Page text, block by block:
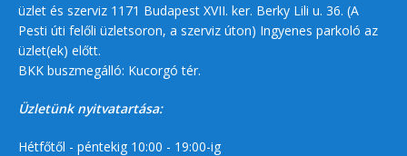
üzlet és szerviz 1171 Budapest XVII. ker. Berky Lili u. 36. (A
Pesti úti felőli üzletsoron, a szerviz úton) Ingyenes parkoló az
üzlet(ek) előtt.
BKK buszmegálló: Kucorgó tér.
Üzletünk nyitvatartása:
Hétfőtől - péntekig 10:00 - 19:00-ig